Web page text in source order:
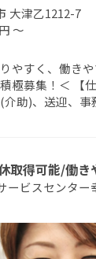
大津乙1212-7
～
やすく、働き
極募集！＜ 【
助)、送迎、事
取得可能/働き
ービスセンター